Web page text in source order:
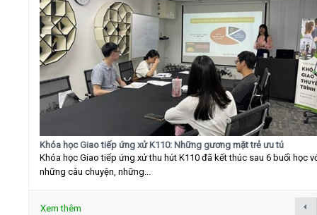
Khóa học Giao tiếp ứng xử K110: Những gương mặt trẻ ưu tú
Khóa học Giao tiếp ứng xử thu hút K110 đã kết thúc sau 6 buổi học
những câu chuyện, những...
Xem thêm